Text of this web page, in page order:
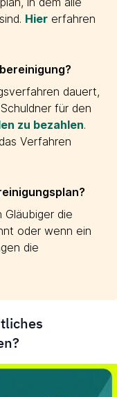
Hier erfahren
dauert,
für den
zu bezahlen.
Verfahren
die
oder wenn ein
die